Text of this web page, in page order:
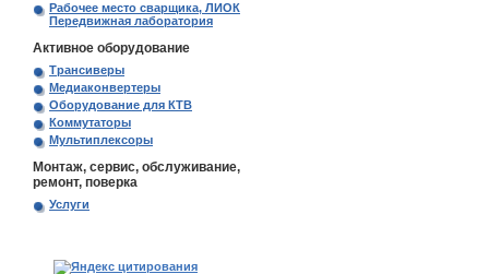
Рабочее место сварщика, ЛИОК
Передвижная лаборатория
Активное оборудование
Трансиверы
Медиаконвертеры
Оборудование для КТВ
Коммутаторы
Мультиплексоры
Монтаж, сервис, обслуживание,
ремонт, поверка
Услуги